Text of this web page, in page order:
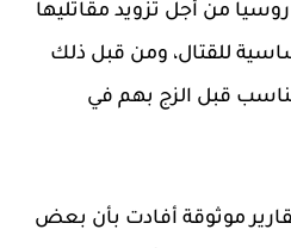
من أجل تزويد مقاتليها
للقتال، ومن قبل ذلك
قبل الزج بهم في
موثوقة أفادت بأن بعض